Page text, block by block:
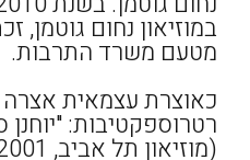
במוזיאון נחום
מטעם משרד התרבות.
כאוצרת עצמאית
רטרוספקטיבות: "יוחנן